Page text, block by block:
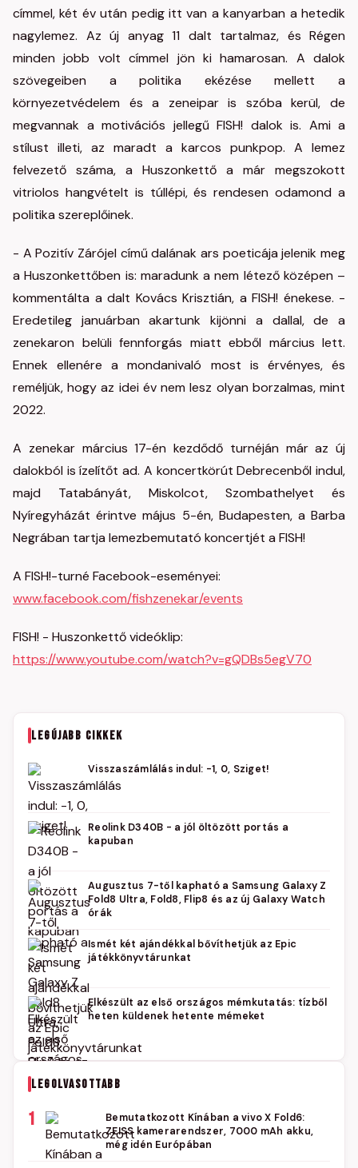
címmel, két év után pedig itt van a kanyarban a hetedik
nagylemez. Az új anyag 11 dalt tartalmaz, és Régen
minden jobb volt címmel jön ki hamarosan. A dalok
szövegeiben a politika ekézése mellett a
környezetvédelem és a zeneipar is szóba kerül, de
megvannak a motivációs jellegű FISH! dalok is. Ami a
stílust illeti, az maradt a karcos punkpop. A lemez
felvezető száma, a Huszonkettő a már megszokott
vitriolos hangvételt is túllépi, és rendesen odamond a
politika szereplőinek.
- A Pozitív Zárójel című dalának ars poeticája jelenik meg
a Huszonkettőben is: maradunk a nem létező középen –
kommentálta a dalt Kovács Krisztián, a FISH! énekese. -
Eredetileg januárban akartunk kijönni a dallal, de a
zenekaron belüli fennforgás miatt ebből március lett.
Ennek ellenére a mondanivaló most is érvényes, és
reméljük, hogy az idei év nem lesz olyan borzalmas, mint
2022.
A zenekar március 17-én kezdődő turnéján már az új
dalokból is ízelítőt ad. A koncertkörút Debrecenből indul,
majd Tatabányát, Miskolcot, Szombathelyet és
Nyíregyházát érintve május 5-én, Budapesten, a Barba
Negrában tartja lemezbemutató koncertjét a FISH!
A FISH!-turné Facebook-eseményei:
www.facebook.com/fishzenekar/events
FISH! - Huszonkettő videóklip:
https://www.youtube.com/watch?v=gQDBs5egV70
LEGÚJABB CIKKEK
Visszaszámlálás indul: -1, 0, Sziget!
Reolink D340B - a jól öltözött portás a
kapuban
Augusztus 7-től kapható a Samsung Galaxy Z
Fold8 Ultra, Fold8, Flip8 és az új Galaxy Watch
órák
Ismét két ajándékkal bővíthetjük az Epic
játékkönyvtárunkat
Elkészült az első országos mémkutatás: tízből
heten küldenek hetente mémeket
LEGOLVASOTTABB
1
Bemutatkozott Kínában a vivo X Fold6:
ZEISS kamerarendszer, 7000 mAh akku,
még idén Európában